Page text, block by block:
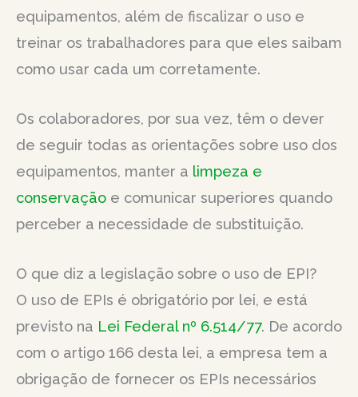
equipamentos, além de fiscalizar o uso e
treinar os trabalhadores para que eles saibam
como usar cada um corretamente.
Os colaboradores, por sua vez, têm o dever
de seguir todas as orientações sobre uso dos
equipamentos, manter a limpeza e
conservação e comunicar superiores quando
perceber a necessidade de substituição.
O que diz a legislação sobre o uso de EPI?
O uso de EPIs é obrigatório por lei, e está
previsto na Lei Federal nº 6.514/77. De acordo
com o artigo 166 desta lei, a empresa tem a
obrigação de fornecer os EPIs necessários